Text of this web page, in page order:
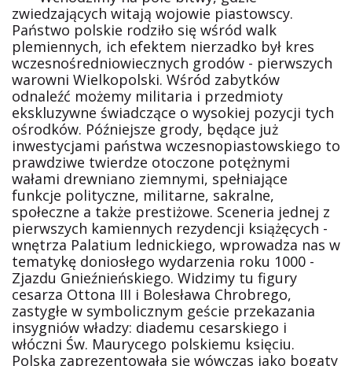
zwiedzających witają wojowie piastowscy.
Państwo polskie rodziło się wśród walk
plemiennych, ich efektem nierzadko był kres
wczesnośredniowiecznych grodów - pierwszych
warowni Wielkopolski. Wśród zabytków
odnaleźć możemy militaria i przedmioty
ekskluzywne świadczące o wysokiej pozycji tych
ośrodków. Późniejsze grody, będące już
inwestycjami państwa wczesnopiastowskiego to
prawdziwe twierdze otoczone potężnymi
wałami drewniano ziemnymi, spełniające
funkcje polityczne, militarne, sakralne,
społeczne a także prestiżowe. Sceneria jednej z
pierwszych kamiennych rezydencji książęcych -
wnętrza Palatium lednickiego, wprowadza nas w
tematykę doniosłego wydarzenia roku 1000 -
Zjazdu Gnieźnieńskiego. Widzimy tu figury
cesarza Ottona III i Bolesława Chrobrego,
zastygłe w symbolicznym geście przekazania
insygniów władzy: diademu cesarskiego i
włóczni Św. Maurycego polskiemu księciu.
Polska zaprezentowała się wówczas jako bogaty